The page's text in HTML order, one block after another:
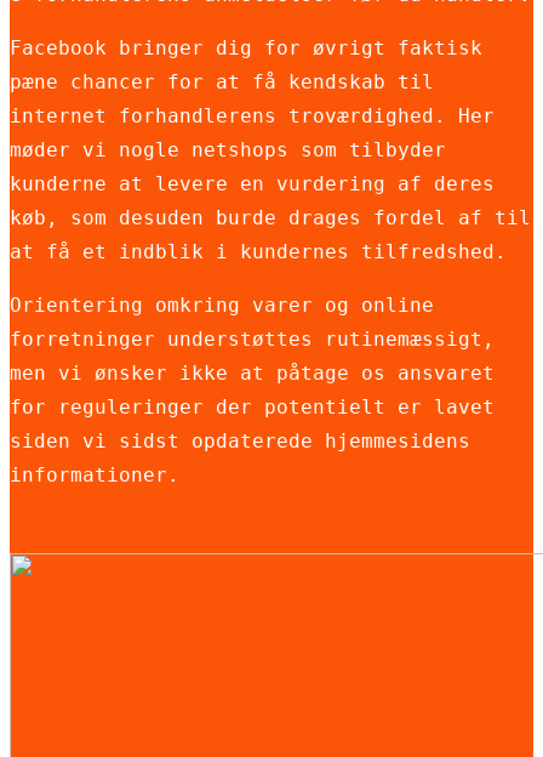
Facebook bringer dig for øvrigt faktisk
pæne chancer for at få kendskab til
internet forhandlerens troværdighed. Her
møder vi nogle netshops som tilbyder
kunderne at levere en vurdering af deres
køb, som desuden burde drages fordel af til
at få et indblik i kundernes tilfredshed.
Orientering omkring varer og online
forretninger understøttes rutinemæssigt,
men vi ønsker ikke at påtage os ansvaret
for reguleringer der potentielt er lavet
siden vi sidst opdaterede hjemmesidens
informationer.